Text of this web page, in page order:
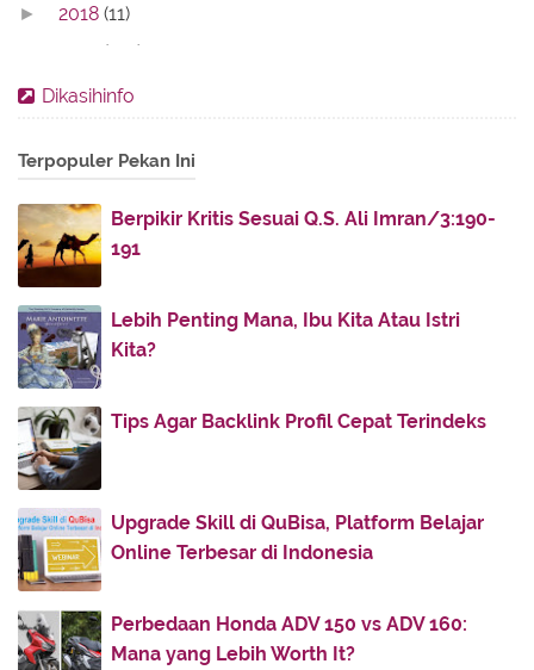
► 2018 (11)
(142)
► 2016(11)
► 2012(86)
▼ 2011
► November
▼ July(51)
Sirah Nabi Muhammad: Bersama Khadijah
Siksa Demi Siksaan Nabi
Dirajai Malam
D e b u
Orang Kristen Masuk Islam Karena Memuliakan
Asyura
Mommy, Tell Me About The True Ikhwan
Dikasihinfo
Terpopuler Pekan Ini
Berpikir Kritis Sesuai Q.S. Ali Imran/3:190-
191
Lebih Penting Mana, Ibu Kita Atau Istri
Kita?
Tips Agar Backlink Profil Cepat Terindeks
Upgrade Skill di QuBisa, Platform Belajar
Online Terbesar di Indonesia
Perbedaan Honda ADV 150 vs ADV 160:
Mana yang Lebih Worth It?